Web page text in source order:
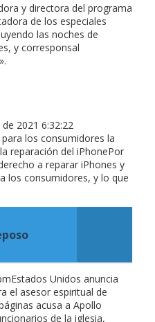
y directora del programa
de los especiales
las noches de
y corresponsal
2021 6:32:22
los consumidores la
reparación del iPhonePor
a reparar iPhones y
los consumidores, y lo que
Unidos anuncia
el asesor espiritual de
acusa a Apollo
de la iglesia,